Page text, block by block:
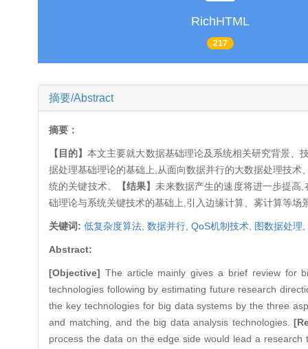
RichHTML
217
摘要/Abstract
摘要：
【目的】本文主要就大数据基础理论及系统相关研究背景、
据处理基础理论的基础上,从面向数据并行的大数据处理技
统的关键技术。
【结果】未来数据产生的速度将进一步提高
础理论与系统关键技术的基础上,引入边缘计算、雾计算等场
关键词: 低复杂度算法, 数据并行, QoS机制技术, 图数据处理,
Abstract:
[Objective] The article mainly gives a brief review for
technologies following by estimating future research
the key technologies for big data systems by the three
and matching, and the big data analysis technologies.
process the data on the edge side would lead a